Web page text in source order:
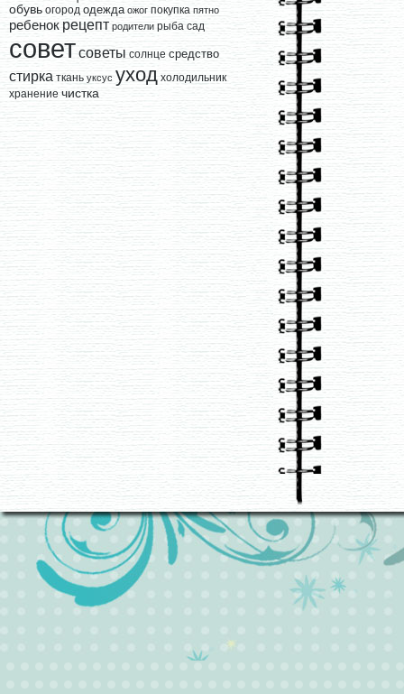
обувь огород одежда ожог покупка пятно
ребенок рецепт родители рыба сад
советсоветы солнце средство
стирка ткань уксус уход холодильник
хранение чистка